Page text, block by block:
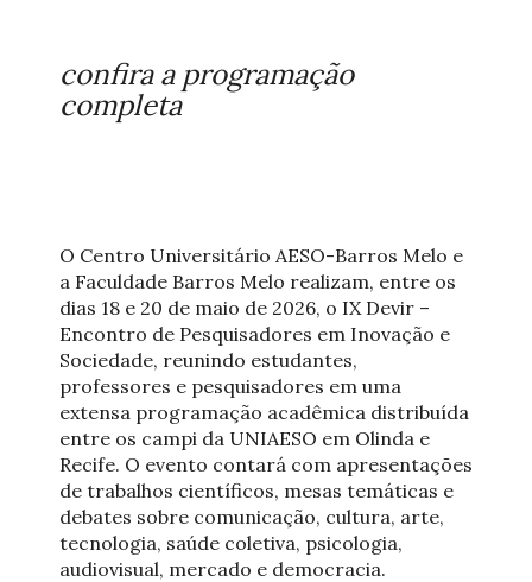
confira a programação
completa
O Centro Universitário AESO-Barros Melo e
a Faculdade Barros Melo realizam, entre os
dias 18 e 20 de maio de 2026, o IX Devir –
Encontro de Pesquisadores em Inovação e
Sociedade, reunindo estudantes,
professores e pesquisadores em uma
extensa programação acadêmica distribuída
entre os campi da UNIAESO em Olinda e
Recife. O evento contará com apresentações
de trabalhos científicos, mesas temáticas e
debates sobre comunicação, cultura, arte,
tecnologia, saúde coletiva, psicologia,
audiovisual, mercado e democracia.